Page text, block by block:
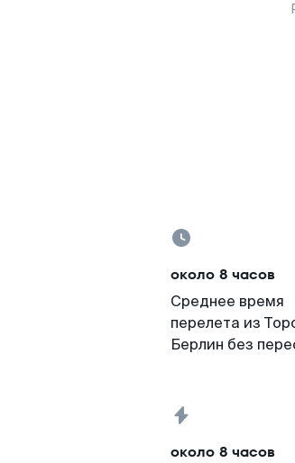
около 8 часов
Среднее время
перелета из
Берлин без
около 8 часов